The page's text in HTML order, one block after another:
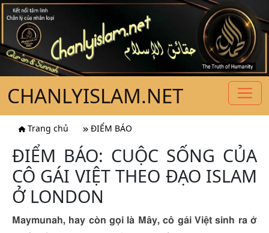
CHANLYISLAM.NET
Trang chủ ĐIỂM BÁO
ĐIỂM BÁO: CUỘC SỐNG CỦA
CÔ GÁI VIỆT THEO ĐẠO ISLAM
Ở LONDON
Maymunah, hay còn gọi là Mây, cô gái Việt sinh ra ở